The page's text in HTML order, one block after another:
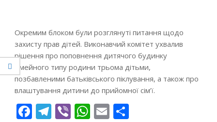
Окремим блоком були розглянуті питання щодо
захисту прав дітей. Виконавчий комітет ухвалив
рішення про поповнення дитячого будинку
сімейного типу родини трьома дітьми,
позбавленими батьківського піклування, а також про
влаштування дитини до прийомної сім’ї.
Facebook
Telegram
ViberWhatsApp
Email